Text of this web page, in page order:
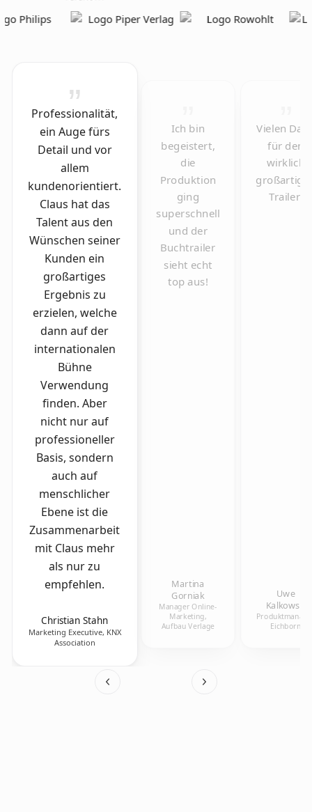
Professionalität,
ein Auge fürs
Detail und vor
allem
kundenorientiert.
Claus hat das
Talent aus den
Wünschen seiner
Kunden ein
großartiges
Ergebnis zu
erzielen, welche
dann auf der
internationalen
Bühne
Verwendung
finden. Aber
nicht nur auf
professioneller
Basis, sondern
auch auf
menschlicher
Ebene ist die
Zusammenarbeit
mit Claus mehr
als nur zu
empfehlen.
Christian Stahn
Marketing Executive, KNX
Association
Ich bin
begeistert,
die
Produktion
ging
superschnell
und der
Buchtrailer
sieht echt
top aus!
Martina
Gorniak
Manager Online-
Marketing,
Aufbau Verlage
Vielen
für den
wirklich
Trailer!
Uwe
Kalkowski
Eichborn